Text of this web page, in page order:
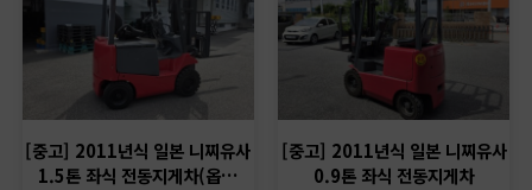
[중고] 2011년식 일본 니찌유사
1.5톤 좌식 전동지게차(옵…
[중고] 2011년식 일본 니찌유사
0.9톤 좌식 전동지게차